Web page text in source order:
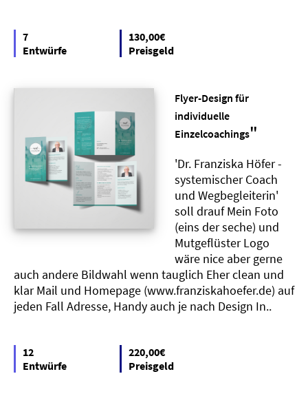
7
Entwürfe
130,00€
Preisgeld
Flyer-Design für
individuelle
Einzelcoachings"
'Dr. Franziska Höfer -
systemischer Coach
und Wegbegleiterin'
soll drauf Mein Foto
(eins der seche) und
Mutgeflüster Logo
wäre nice aber gerne
auch andere Bildwahl wenn tauglich Eher clean und
klar Mail und Homepage (www.franziskahoefer.de) auf
jeden Fall Adresse, Handy auch je nach Design In..
12
Entwürfe
220,00€
Preisgeld